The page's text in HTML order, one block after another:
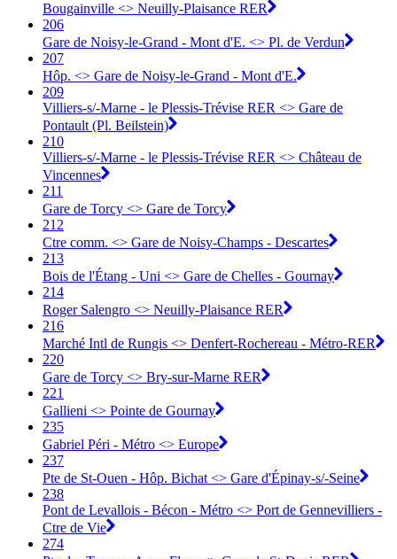
Bougainville <> Neuilly-Plaisance RER
206
Gare de Noisy-le-Grand - Mont d'E. <> Pl. de Verdun
207
Hôp. <> Gare de Noisy-le-Grand - Mont d'E.
209
Villiers-s/-Marne - le Plessis-Trévise RER <> Gare de
Pontault (Pl. Beilstein)
210
Villiers-s/-Marne - le Plessis-Trévise RER <> Château de
Vincennes
211
Gare de Torcy <> Gare de Torcy
212
Ctre comm. <> Gare de Noisy-Champs - Descartes
213
Bois de l'Étang - Uni <> Gare de Chelles - Gournay
214
Roger Salengro <> Neuilly-Plaisance RER
216
Marché Intl de Rungis <> Denfert-Rochereau - Métro-RER
220
Gare de Torcy <> Bry-sur-Marne RER
221
Gallieni <> Pointe de Gournay
235
Gabriel Péri - Métro <> Europe
237
Pte de St-Ouen - Hôp. Bichat <> Gare d'Épinay-s/-Seine
238
Pont de Levallois - Bécon - Métro <> Port de Gennevilliers -
Ctre de Vie
274